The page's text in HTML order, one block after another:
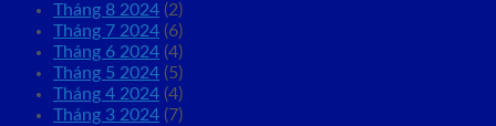
Tháng 8 2024 (2)
Tháng 7 2024 (6)
Tháng 6 2024 (4)
Tháng 5 2024 (5)
Tháng 4 2024 (4)
Tháng 3 2024 (7)